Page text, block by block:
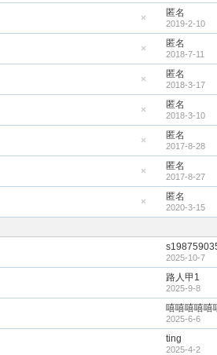
藏
置
帖
藏
置
帖
匿名
2019-2-10
藏
置
帖
匿名
2018-7-11
藏
置
帖
匿名
2018-3-17
藏
置
帖
匿名
2018-3-10
藏
置
帖
匿名
2017-8-28
藏
置
帖
匿名
2017-8-27
藏
顶
匿名
2020-3-15
2025-10-7
路人甲1
2025-9-8
嘻嘻嘻嘻嘻
2025-6-6
ting
2025-4-2